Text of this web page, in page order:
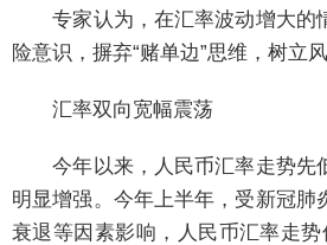
专家认为，在汇率波动增大的
险意识，摒弃“赌单边”思维，树立
汇率双向宽幅震荡
今年以来，人民币汇率走势先
明显增强。今年上半年，受新冠肺
衰退等因素影响，人民币汇率走